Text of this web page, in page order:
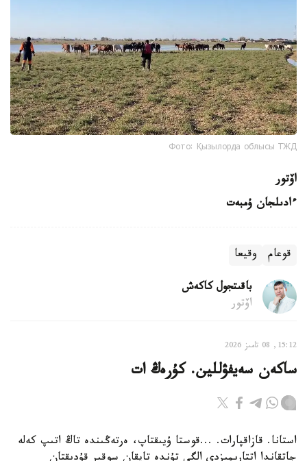
Фото: Қызылорда облысы ТЖД
اۆتور
ءادىلجان ۇمبەت
قوعام وقيعا
باقىتجول كاكەش
اۆتور
15:12, 08 تامىز 2026
ساكەن سەيفۋللين. كۇرەڭ ات
استانا. قازاقپارات. ...قوستا ۇيىقتاپ، ەرتەڭىندە تاڭ اتىپ كەلە